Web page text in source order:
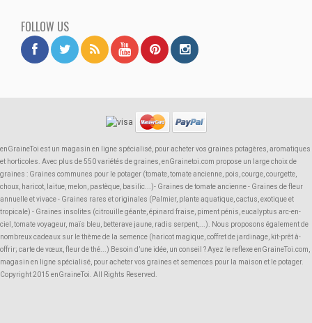
FOLLOW US
enGraineToi est un magasin en ligne spécialisé, pour acheter vos graines potagères, aromatiques
et horticoles. Avec plus de 550 variétés de graines, enGrainetoi.com propose un large choix de
graines : Graines communes pour le potager (tomate, tomate ancienne, pois, courge, courgette,
choux, haricot, laitue, melon, pastèque, basilic...)- Graines de tomate ancienne - Graines de fleur
annuelle et vivace - Graines rares et originales (Palmier, plante aquatique, cactus, exotique et
tropicale) - Graines insolites (citrouille géante, épinard fraise, piment pénis, eucalyptus arc-en-
ciel, tomate voyageur, maïs bleu, betterave jaune, radis serpent,...). Nous proposons également de
nombreux cadeaux sur le thème de la semence (haricot magique, coffret de jardinage, kit-prêt à-
offrir; carte de vœux, fleur de thé...) Besoin d’une idée, un conseil ? Ayez le reflexe enGraineToi.com,
magasin en ligne spécialisé, pour acheter vos graines et semences pour la maison et le potager.
Copyright 2015 enGraineToi. All Rights Reserved.